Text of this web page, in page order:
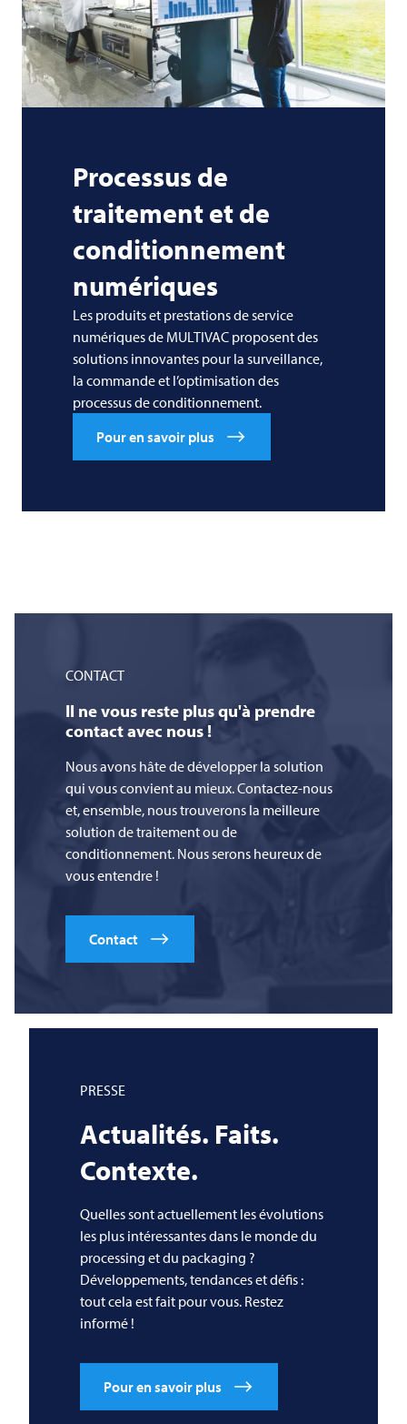
Processus de
traitement et de
conditionnement
numériques
Les produits et prestations de service
numériques de MULTIVAC proposent des
solutions innovantes pour la surveillance,
la commande et l’optimisation des
processus de conditionnement.
Pour en savoir plus
CONTACT
Il ne vous reste plus qu'à prendre
contact avec nous !
Nous avons hâte de développer la solution
qui vous convient au mieux. Contactez-nous
et, ensemble, nous trouverons la meilleure
solution de traitement ou de
conditionnement. Nous serons heureux de
vous entendre !
Contact
PRESSE
Actualités. Faits.
Contexte.
Quelles sont actuellement les évolutions
les plus intéressantes dans le monde du
processing et du packaging ?
Développements, tendances et défis :
tout cela est fait pour vous. Restez
informé !
Pour en savoir plus